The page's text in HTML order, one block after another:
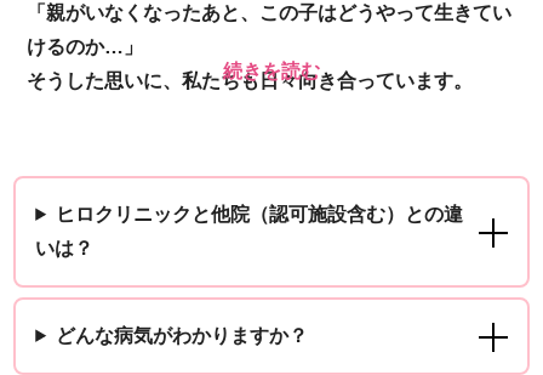
「親がいなくなったあと、この子はどうやって生きてい
けるのか…」
そうした思いに、私たちも日々向き合っています。
ヒロクリニックと他院（認可施設含む）との違
いは？
どんな病気がわかりますか？